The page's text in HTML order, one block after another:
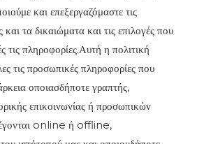
και επεξεργαζόμαστε τις
τα δικαιώματα και τις επιλογές που
τις πληροφορίες.Αυτή η πολιτική
τις προσωπικές πληροφορίες που
οποιασδήποτε γραπτής,
επικοινωνίας ή προσωπικών
online ή offline,